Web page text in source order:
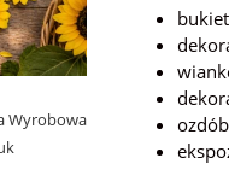
Wyrobowa